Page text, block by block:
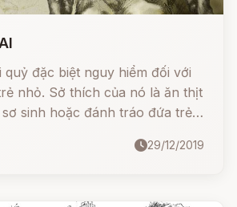
đặc biệt nguy hiểm đối với
nhỏ. Sở thích của nó là ăn thịt
sinh hoặc đánh tráo đứa trẻ
hoặc khoái trá khi khiến họ bị
29/12/2019